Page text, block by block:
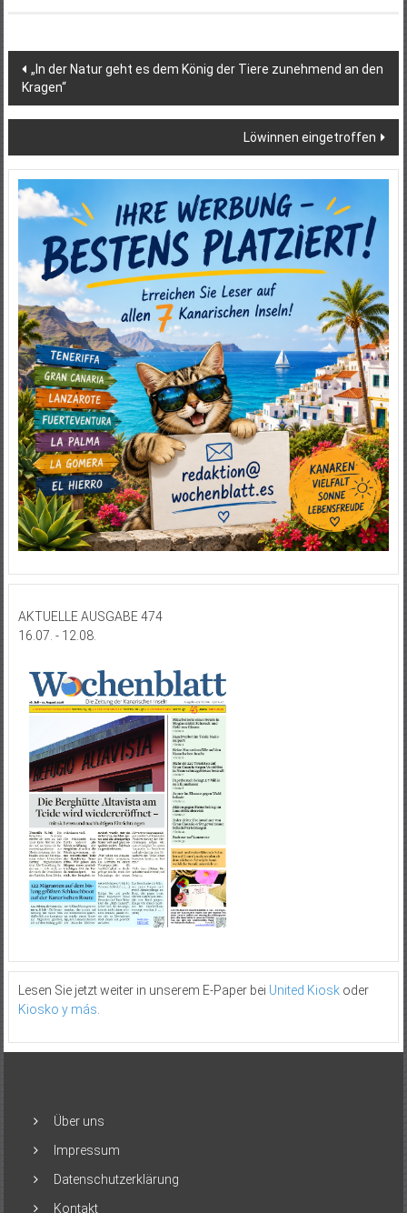
Beitragsnavigation
„In der Natur geht es dem König der Tiere zunehmend an den
Kragen“
Löwinnen eingetroffen
AKTUELLE AUSGABE 474
16.07. - 12.08.
Lesen Sie jetzt weiter in unserem E-Paper bei United Kioskoder
Kiosko y más.
Über uns
Impressum
Datenschutzerklärung
Kontakt